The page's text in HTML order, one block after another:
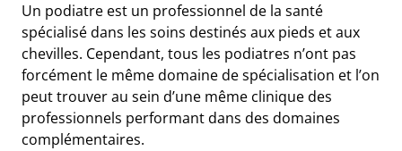
Un podiatre est un professionnel de la santé
spécialisé dans les soins destinés aux pieds et aux
chevilles. Cependant, tous les podiatres n’ont pas
forcément le même domaine de spécialisation et l’on
peut trouver au sein d’une même clinique des
professionnels performant dans des domaines
complémentaires.